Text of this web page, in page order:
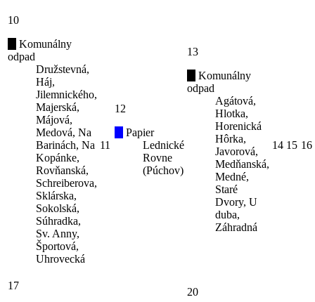
10
Komunálny
odpad
Družstevná,
Háj,
Jilemnického,
Majerská,
Májová,
Medová, Na
Barinách, Na
Kopánke,
Rovňanská,
Schreiberova,
Sklárska,
Sokolská,
Súhradka,
Sv. Anny,
Športová,
Uhrovecká
11
12
Papier
Lednické
Rovne
(Púchov)
13
Komunálny
odpad
Agátová,
Hlotka,
Horenická
Hôrka,
Javorová,
Medňanská,
Medné,
Staré
Dvory, U
duba,
Záhradná
14 15 16
17
20